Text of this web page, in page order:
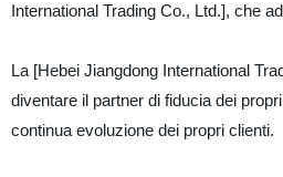
International Trading Co., Ltd.], che
La [Hebei Jiangdong International
diventare il partner di fiducia dei
continua evoluzione dei propri clienti.